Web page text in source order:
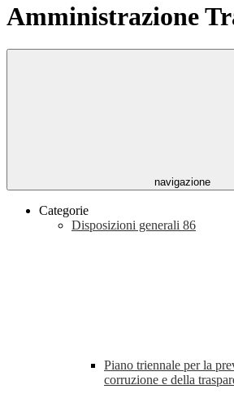
Amministrazione
navigazione
Categorie
Disposizioni generali 86
Piano triennale per la
corruzione e della